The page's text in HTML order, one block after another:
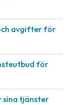
avgifter för
för
sina tjänster